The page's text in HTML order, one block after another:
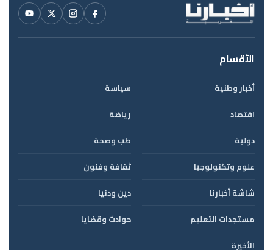
الأقسام
أخبار وطنية
سياسة
اقتصاد
رياضة
دولية
طب وصحة
علوم وتكنولوجيا
ثقافة وفنون
شاشة أخبارنا
دين ودنيا
مستجدات التعليم
حوادث وقضايا
الأخيرة